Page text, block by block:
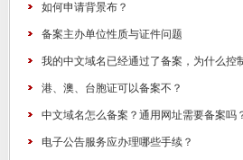
如何申请背景布？
备案主办单位性质与证件问题
我的中文域名已经通过了备案，为什么控
港、澳、台胞证可以备案不？
中文域名怎么备案？通用网址需要备案吗
电子公告服务应办理哪些手续？